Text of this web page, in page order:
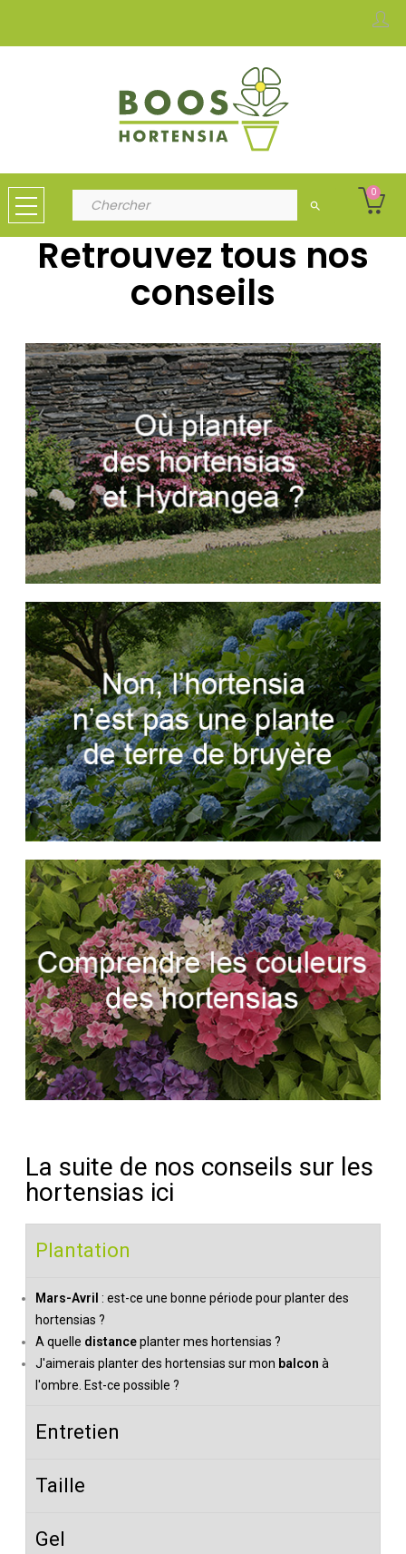
search
0
Retrouvez tous nos
conseils
La suite de nos conseils sur les
hortensias ici
Plantation
Mars-Avril : est-ce une bonne période pour planter des
hortensias ?
A quelle distanceplanter mes hortensias ?
J'aimerais planter des hortensias sur mon balcon à
l'ombre. Est-ce possible ?
Entretien
Taille
Gel